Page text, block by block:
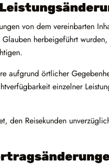
von dem vereinbarten
herbeigeführt
aufgrund örtlicher
einzelner
den Reisekunden